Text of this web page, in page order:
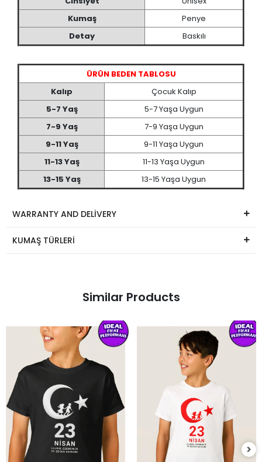
Kumaş
Penye
Detay
Baskılı
ÜRÜN BEDEN TABLOSU
Kalıp
Çocuk Kalıp
5-7 Yaş
5-7 Yaşa Uygun
7-9 Yaş
7-9 Yaşa Uygun
9-11 Yaş
9-11 Yaşa Uygun
11-13 Yaş
11-13 Yaşa Uygun
13-15 Yaş
13-15 Yaşa Uygun
WARRANTY AND DELİVERY
KUMAŞ TÜRLERİ
Similar Products